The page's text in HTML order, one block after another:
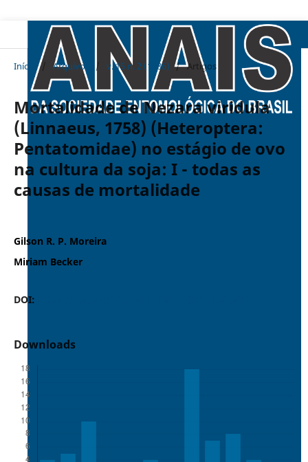
Início / Arquivos / v. 15 n. 2 (1986) / Artigos
Mortalidade de Nezara viridula
(Linnaeus, 1758) (Heteroptera:
Pentatomidae) no estágio de ovo
na cultura da soja: I - todas as
causas de mortalidade
Gilson R. P. Moreira
Miriam Becker
DOI:
Downloads